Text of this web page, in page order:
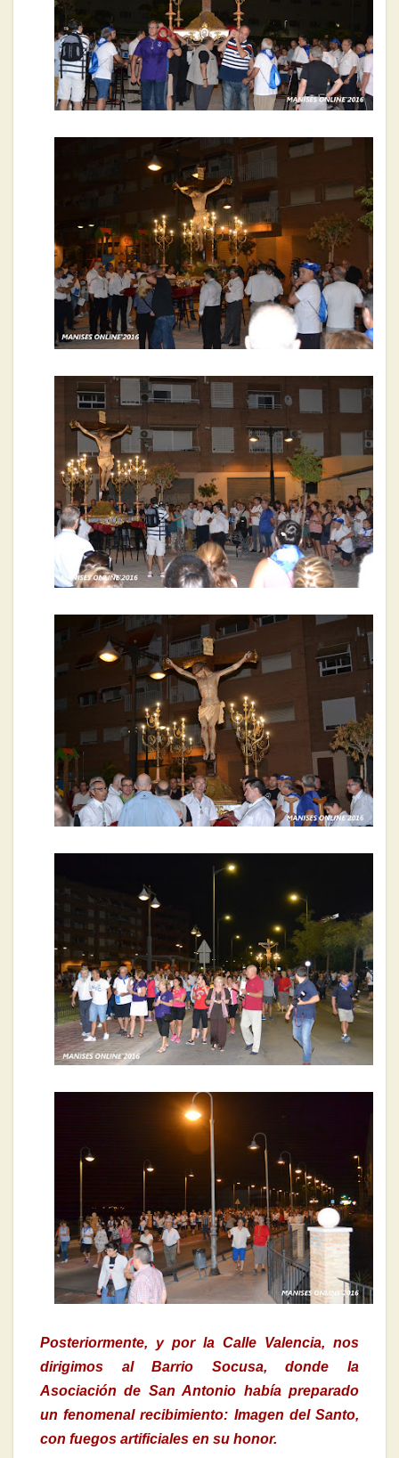
Posteriormente, y por la Calle Valencia, nos
dirigimos al Barrio Socusa, donde la
Asociación de San Antonio había preparado
un fenomenal recibimiento: Imagen del Santo,
con fuegos artificiales en su honor.